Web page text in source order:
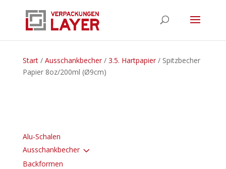
Start/ Ausschankbecher/ 3.5. Hartpapier/ Spitzbecher
Papier 8oz/200ml (Ø9cm)
Alu-Schalen
Ausschankbecher3
Backformen